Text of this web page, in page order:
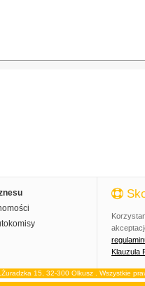
Klauzula
15, 32-300 Olkusz . Wszystkie